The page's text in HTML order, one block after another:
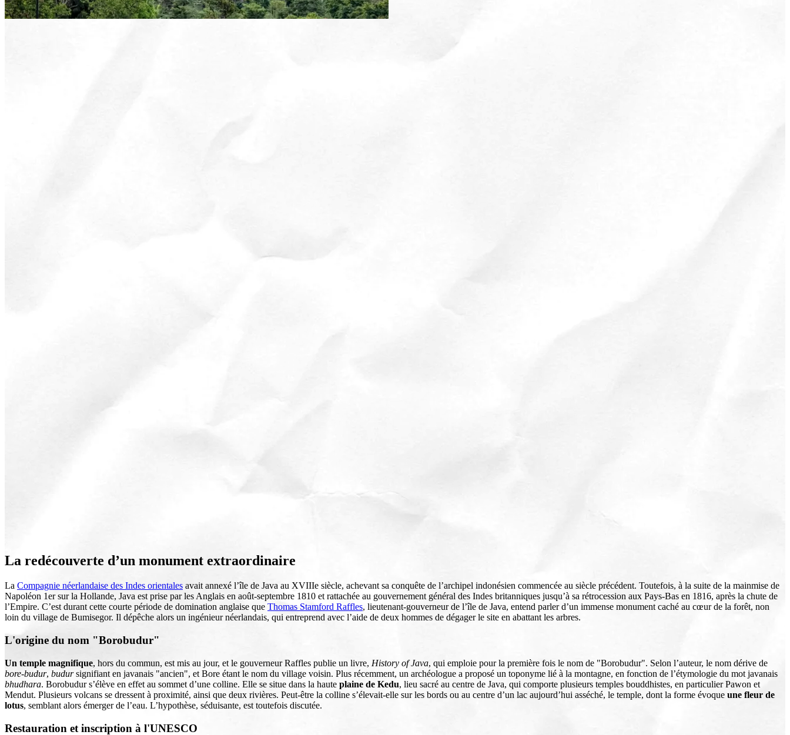
La redécouverte d’un monument extraordinaire
La Compagnie néerlandaise des Indes orientales avait annexé l’île de Java au XVIIIe siècle, achevant sa conquête de l’archipel indonésien commencée au siècle précédent. Toutefois, à la suite de la mainmise de
Napoléon 1er sur la Hollande, Java est prise par les Anglais en août-septembre 1810 et rattachée au gouvernement général des Indes britanniques jusqu’à sa rétrocession aux Pays-Bas en 1816, après la chute de
l’Empire. C’est durant cette courte période de domination anglaise que Thomas Stamford Raffles, lieutenant-gouverneur de l’île de Java, entend parler d’un immense monument caché au cœur de la forêt, non
loin du village de Bumisegor. Il dépêche alors un ingénieur néerlandais, qui entreprend avec l’aide de deux hommes de dégager le site en abattant les arbres.
L'origine du nom "Borobudur"
Un temple magnifique, hors du commun, est mis au jour, et le gouverneur Raffles publie un livre, History of Java, qui emploie pour la première fois le nom de "Borobudur". Selon l’auteur, le nom dérive de
bore-budur, budursignifiant en javanais "ancien", et Bore étant le nom du village voisin. Plus récemment, un archéologue a proposé un toponyme lié à la montagne, en fonction de l’étymologie du mot javanais
bhudhara. Borobudur s’élève en effet au sommet d’une colline. Elle se situe dans la haute plaine de Kedu, lieu sacré au centre de Java, qui comporte plusieurs temples bouddhistes, en particulier Pawon et
Mendut. Plusieurs volcans se dressent à proximité, ainsi que deux rivières. Peut-être la colline s’élevait-elle sur les bords ou au centre d’un lac aujourd’hui asséché, le temple, dont la forme évoque une fleur de
lotus, semblant alors émerger de l’eau. L’hypothèse, séduisante, est toutefois discutée.
Restauration et inscription à l'UNESCO